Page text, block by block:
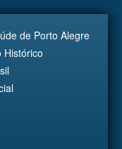
de Porto Alegre
Histórico